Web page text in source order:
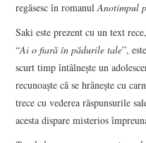
regăsesc în romanulAnotimpul
Saki este prezent cu un text
“Ai o fiară în pădurile tale”,
scurt timp întâlnește un
recunoaște că se hrănește cu
trece cu vederea răspunsurile
acesta dispare misterios